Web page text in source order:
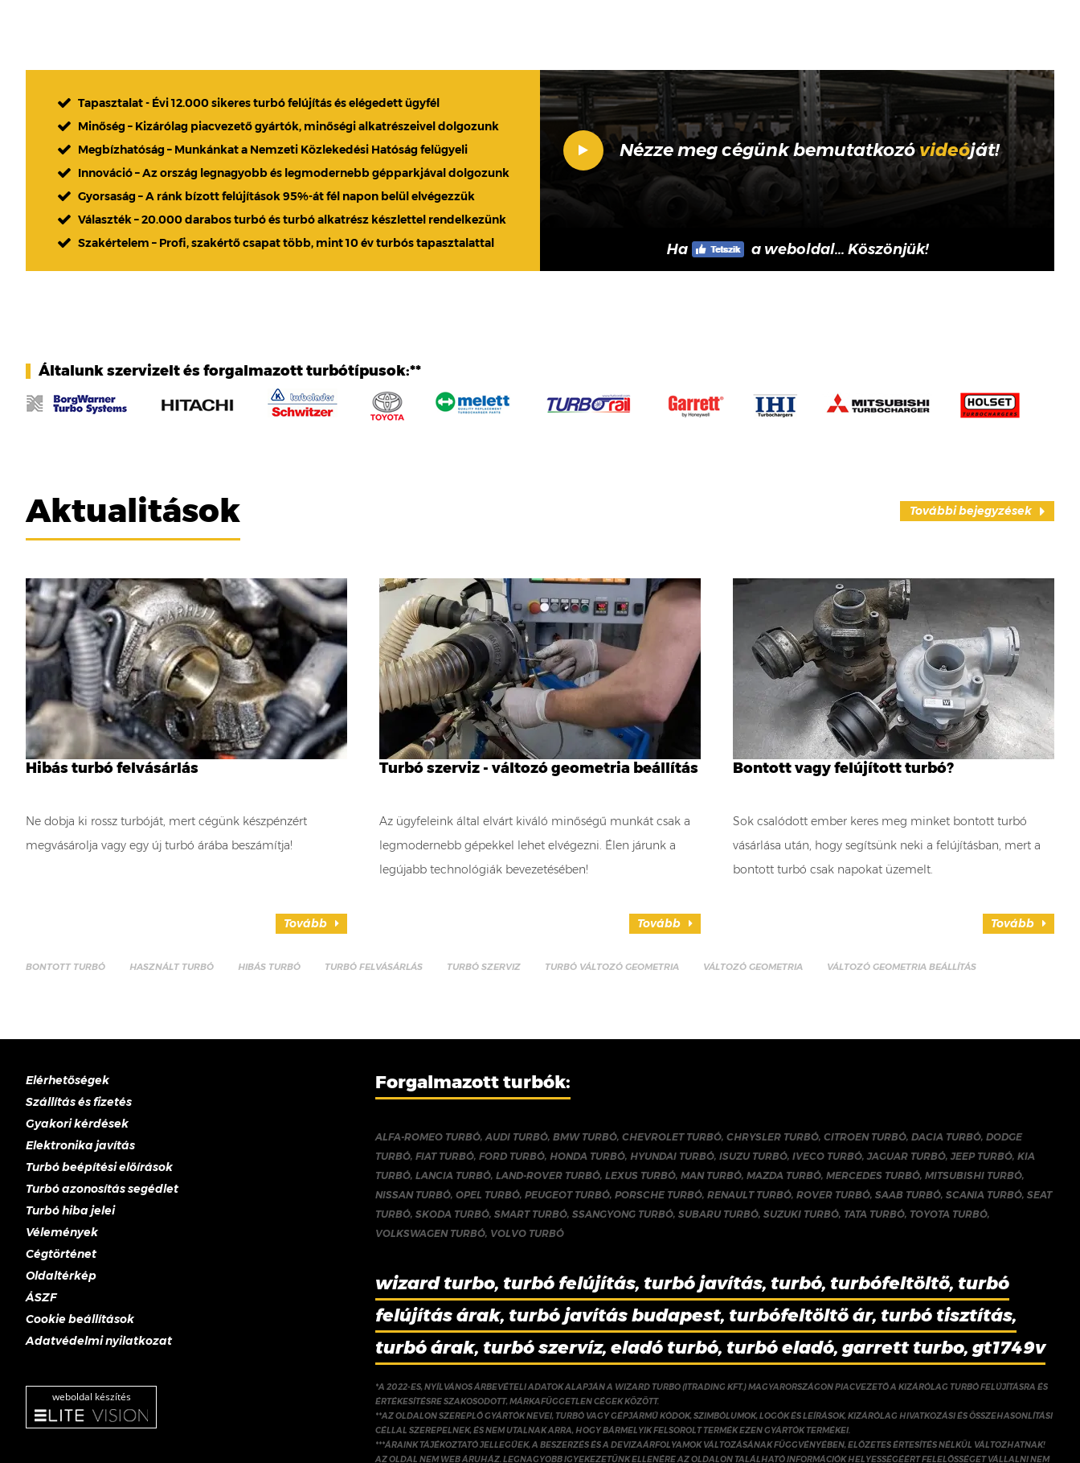
Tapasztalat - Évi 12.000 sikeres turbó felújítás és elégedett ügyfél
Minőség – Kizárólag piacvezető gyártók, minőségi alkatrészeivel dolgozunk
Megbízhatóság – Munkánkat a Nemzeti Közlekedési Hatóság felügyeli
Innováció – Az ország legnagyobb és legmodernebb gépparkjával dolgozunk
Gyorsaság – A ránk bízott felújítások 95%-át fél napon belül elvégezzük
Választék – 20.000 darabos turbó és turbó alkatrész készlettel rendelkezünk
Szakértelem – Profi, szakértő csapat több, mint 10 év turbós tapasztalattal
Nézze meg cégünk bemutatkozóvideóját!
Ha a weboldal... Köszönjük!
Általunk szervizelt és forgalmazott turbótípusok:**
Aktualitások További bejegyzések
Hibás turbó felvásárlás
Ne dobja ki rossz turbóját, mert cégünk készpénzért
megvásárolja vagy egy új turbó árába beszámítja!
Tovább
Turbó szerviz - változó geometria beállítás
Az ügyfeleink által elvárt kiváló minőségű munkát csak a
legmodernebb gépekkel lehet elvégezni. Élen járunk a
legújabb technológiák bevezetésében!
Tovább
Bontott vagy felújított turbó?
Sok csalódott ember keres meg minket bontott turbó
vásárlása után, hogy segítsünk neki a felújításban, mert a
bontott turbó csak napokat üzemelt.
Tovább
BONTOTT TURBÓ HASZNÁLT TURBÓ HIBÁS TURBÓ TURBÓ FELVÁSÁRLÁS TURBÓ SZERVIZ TURBÓ VÁLTOZÓ GEOMETRIA VÁLTOZÓ GEOMETRIA VÁLTOZÓ GEOMETRIA BEÁLLÍTÁS
Elérhetőségek
Szállítás és fizetés
Gyakori kérdések
Elektronika javítás
Turbó beépítési előírások
Turbó azonosítás segédlet
Turbó hiba jelei
Vélemények
Cégtörténet
Oldaltérkép
ÁSZF
Cookie beállítások
Adatvédelmi nyilatkozat
weboldal készítés
Forgalmazott turbók:
ALFA-ROMEO TURBÓ,AUDI TURBÓ, BMW TURBÓ, CHEVROLET TURBÓ, CHRYSLER TURBÓ, CITROEN TURBÓ, DACIA TURBÓ, DODGE
TURBÓ, FIAT TURBÓ, FORD TURBÓ, HONDA TURBÓ, HYUNDAI TURBÓ, ISUZU TURBÓ, IVECO TURBÓ, JAGUAR TURBÓ, JEEP TURBÓ, KIA
TURBÓ, LANCIA TURBÓ, LAND-ROVER TURBÓ, LEXUS TURBÓ, MAN TURBÓ, MAZDA TURBÓ, MERCEDES TURBÓ, MITSUBISHI TURBÓ,
NISSAN TURBÓ, OPEL TURBÓ, PEUGEOT TURBÓ, PORSCHE TURBÓ, RENAULT TURBÓ, ROVER TURBÓ, SAAB TURBÓ, SCANIA TURBÓ, SEAT
TURBÓ, SKODA TURBÓ, SMART TURBÓ, SSANGYONG TURBÓ, SUBARU TURBÓ, SUZUKI TURBÓ, TATA TURBÓ, TOYOTA TURBÓ,
VOLKSWAGEN TURBÓ, VOLVO TURBÓ
wizard turbo, turbó felújítás, turbó javítás, turbó, turbófeltöltő, turbó
felújítás árak, turbó javítás budapest, turbófeltöltő ár, turbó tisztítás,
turbó árak, turbó szervíz, eladó turbó, turbó eladó, garrett turbo, gt1749v
*A 2022-ES, NYÍLVÁNOS ÁRBEVÉTELI ADATOK ALAPJÁN A WIZARD TURBO (ITRADING KFT.) MAGYARORSZÁGON PIACVEZETŐ A KIZÁRÓLAG TURBÓ FELÚJÍTÁSRA ÉS
ÉRTÉKESÍTÉSRE SZAKOSODOTT, MÁRKAFÜGGETLEN CÉGEK KÖZÖTT.
**AZ OLDALON SZEREPLŐ GYÁRTÓK NEVEI, TURBÓ VAGY GÉPJÁRMŰ KÓDOK, SZIMBÓLUMOK, LOGÓK ÉS LEÍRÁSOK, KIZÁRÓLAG HIVATKOZÁSI ÉS ÖSSZEHASONLÍTÁSI
CÉLLAL SZEREPELNEK, ÉS NEM UTALNAK ARRA, HOGY BÁRMELYIK FELSOROLT TERMÉK EZEN GYÁRTÓK TERMÉKEI.
***ÁRAINK TÁJÉKOZTATÓ JELLEGŰEK, A BESZERZÉS ÉS A DEVIZAÁRFOLYAMOK VÁLTOZÁSÁNAK FÜGGVÉNYÉBEN, ELŐZETES ÉRTESÍTÉS NÉLKÜL VÁLTOZHATNAK!
AZ OLDAL NEM WEB ÁRUHÁZ. LEGNAGYOBB IGYEKEZETÜNK ELLENÉRE AZ OLDALON TALÁLHATÓ INFORMÁCIÓK HELYESSÉGÉÉRT FELELŐSSÉGET VÁLLALNI NEM